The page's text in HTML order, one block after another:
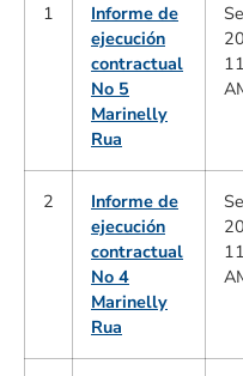
1
Informe de
ejecución
contractual
No 5
Marinelly
Rua
2
Informe de
ejecución
contractual
No 4
Marinelly
Rua